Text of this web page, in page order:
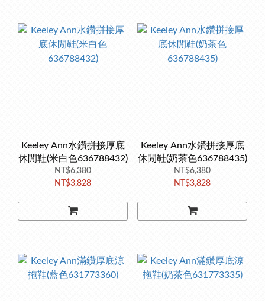
Keeley Ann水鑽拼接厚底
休閒鞋(米白色636788432)
NT$6,380
NT$3,828
Keeley Ann水鑽拼接厚底
休閒鞋(奶茶色636788435)
NT$6,380
NT$3,828